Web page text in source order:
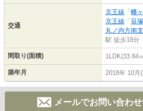
交通
京王線 「 幡
京王線 「 笹塚
丸ノ内方南
駅 徒歩18分
間取り(面積) 1LDK(33.84
築年月 2018年 10月
メールでお問い合わ